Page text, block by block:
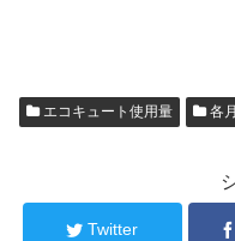
エコキュート使用量 各
Twitter